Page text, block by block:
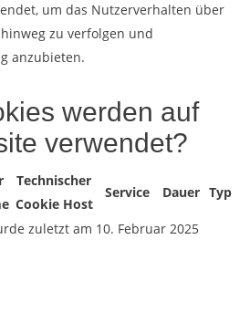
um das Nutzerverhalten über
zu verfolgen und
anzubieten.
werden auf
verwendet?
Technischer
Cookie Host
Service Dauer Typ
zuletzt am 10. Februar 2025